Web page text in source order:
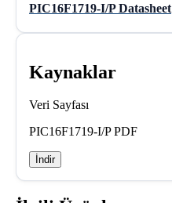
PIC16F1719-I/P Datasheet
Kaynaklar
Veri Sayfası
PIC16F1719-I/P PDF
İndir